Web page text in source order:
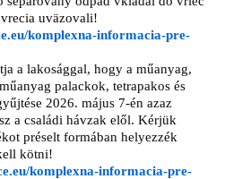
uväzovali!
komplexna-informacia-pre-
a lakosággal, hogy a műanyag,
palackok, tetrapakos és
2026. május 7-én azaz
a családi hávzak elől. Kérjük
préselt formában helyezzék
kötni!
komplexna-informacia-pre-